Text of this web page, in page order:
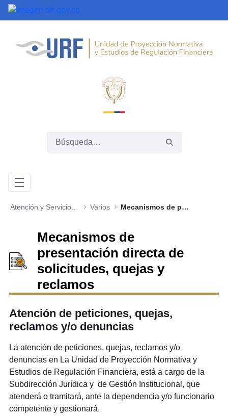
Saltar al contenido principal
Atención y Servicios a la Ciudadanía Varios Mecanismos de presentación directa de solicitudes, quejas y reclamos
Mecanismos de
presentación directa de
solicitudes, quejas y
reclamos
Atención de peticiones, quejas,
reclamos y/o denuncias
La atención de peticiones, quejas, reclamos y/o
denuncias en La Unidad de Proyección Normativa y
Estudios de Regulación Financiera, está a cargo de la
Subdirección Jurídica y de Gestión Institucional, que
atenderá o tramitará, ante la dependencia y/o funcionario
competente y gestionará.